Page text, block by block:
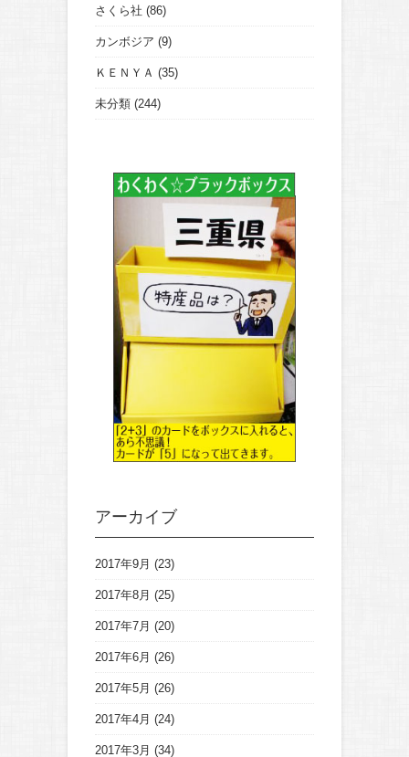
さくら社 (86)
カンボジア (9)
ＫＥＮＹＡ (35)
未分類 (244)
アーカイブ
2017年9月 (23)
2017年8月 (25)
2017年7月 (20)
2017年6月 (26)
2017年5月 (26)
2017年4月 (24)
2017年3月 (34)